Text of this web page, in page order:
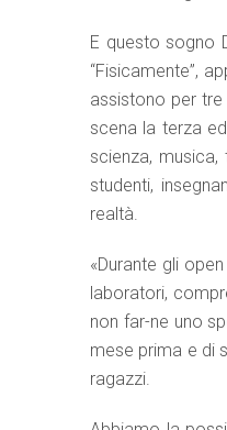
E questo sogno
“Fisicamente”,
assistono per
scena la terza
scienza,
studenti,
realtà.
«Durante gli
laboratori,
non far-ne uno
mese prima e di
ragazzi.